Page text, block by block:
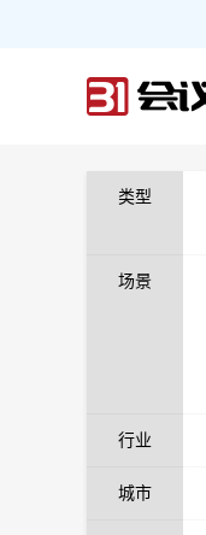
类型
场景
行业
城市